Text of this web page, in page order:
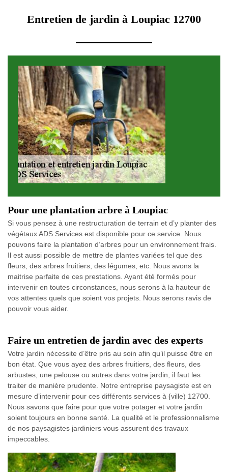
Entretien de jardin à Loupiac 12700
Pour une plantation arbre à Loupiac
Si vous pensez à une restructuration de terrain et d’y planter des
végétaux ADS Services est disponible pour ce service. Nous
pouvons faire la plantation d’arbres pour un environnement frais.
Il est aussi possible de mettre de plantes variées tel que des
fleurs, des arbres fruitiers, des légumes, etc. Nous avons la
maitrise parfaite de ces prestations. Ayant été formés pour
intervenir en toutes circonstances, nous serons à la hauteur de
vos attentes quels que soient vos projets. Nous serons ravis de
pouvoir vous aider.
Faire un entretien de jardin avec des experts
Votre jardin nécessite d’être pris au soin afin qu’il puisse être en
bon état. Que vous ayez des arbres fruitiers, des fleurs, des
arbustes, une pelouse ou autres dans votre jardin, il faut les
traiter de manière prudente. Notre entreprise paysagiste est en
mesure d’intervenir pour ces différents services à {ville) 12700.
Nous savons que faire pour que votre potager et votre jardin
soient toujours en bonne santé. La qualité et le professionnalisme
de nos paysagistes jardiniers vous assurent des travaux
impeccables.